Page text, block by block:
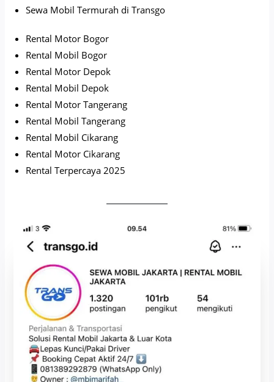
Sewa Mobil Termurah di Transgo
Rental Motor Bogor
Rental Mobil Bogor
Rental Motor Depok
Rental Mobil Depok
Rental Motor Tangerang
Rental Mobil Tangerang
Rental Mobil Cikarang
Rental Motor Cikarang
Rental Terpercaya 2025